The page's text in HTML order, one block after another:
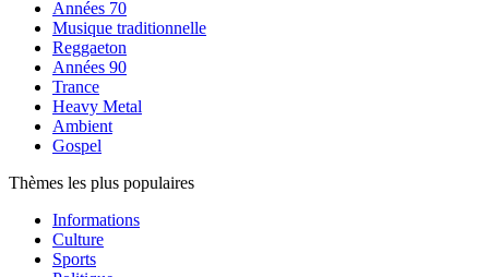
Années 70
Musique traditionnelle
Reggaeton
Années 90
Trance
Heavy Metal
Ambient
Gospel
Thèmes les plus populaires
Informations
Culture
Sports